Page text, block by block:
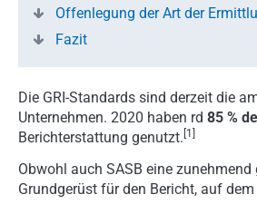
Offenlegung der Art der
Fazit
Die GRI-Standards sind derzeit die
Unternehmen. 2020 haben rd 85 %
Berichterstattung genutzt. [1]
Obwohl auch SASB eine
Grundgerüst für den Bericht, auf